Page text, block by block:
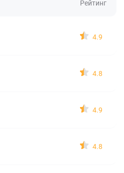
Рейтинг
4.9
4.8
4.9
4.8